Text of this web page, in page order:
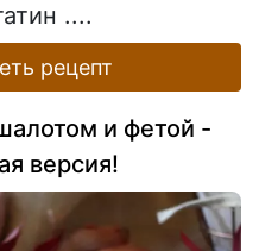
....
рецепт
и фетой -
версия!